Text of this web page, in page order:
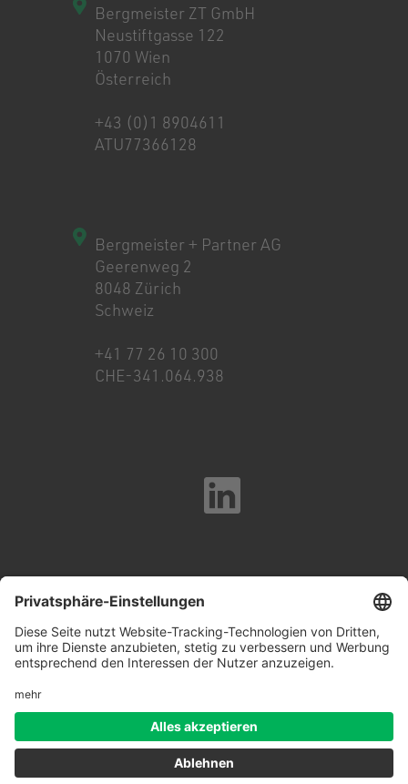
Bergmeister ZT GmbH
Neustiftgasse 122
1070 Wien
Österreich
+43 (0)1 8904611
ATU77366128
Bergmeister + Partner AG
Geerenweg 2
8048 Zürich
Schweiz
+41 77 26 10 300
CHE-341.064.938
Impressum
Whistleblowing & Ethikkodex